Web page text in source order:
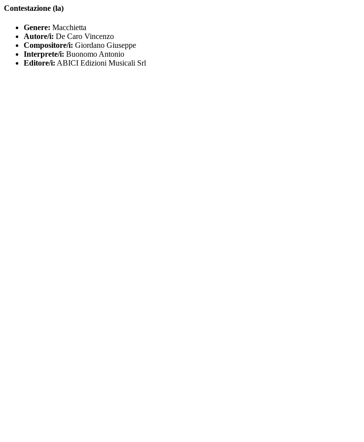
Contestazione (la)
Genere: Macchietta
Autore/i: De Caro Vincenzo
Compositore/i: Giordano Giuseppe
Interprete/i: Buonomo Antonio
Editore/i: ABICI Edizioni Musicali Srl